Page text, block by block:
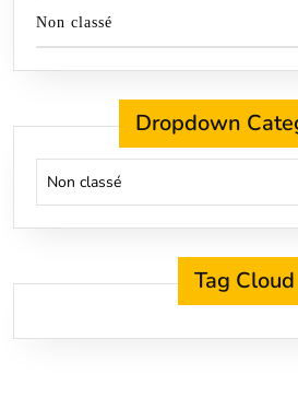
Non classé
Dropdown
Tag Cloud